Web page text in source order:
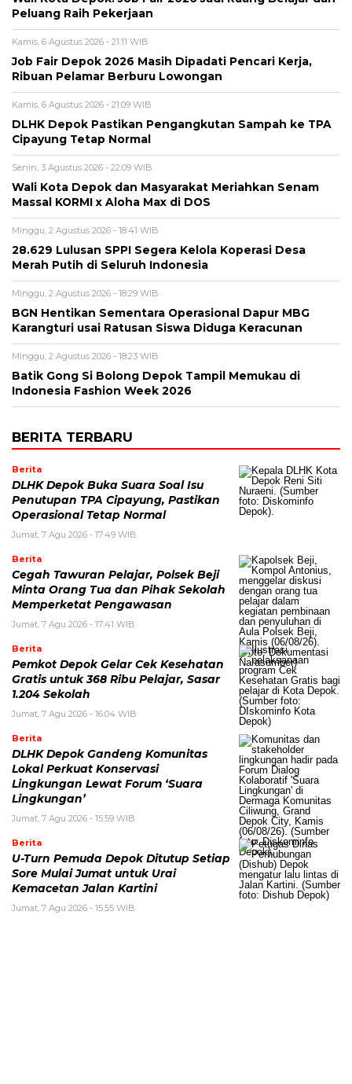
Peluang Raih Pekerjaan
Kamis, 6 Agustus 2026 - 21:11 WIB
Job Fair Depok 2026 Masih Dipadati Pencari Kerja,
Ribuan Pelamar Berburu Lowongan
Kamis, 6 Agustus 2026 - 21:09 WIB
DLHK Depok Pastikan Pengangkutan Sampah ke TPA
Cipayung Tetap Normal
Senin, 3 Agustus 2026 - 22:09 WIB
Wali Kota Depok dan Masyarakat Meriahkan Senam
Massal KORMI x Aloha Max di DOS
Minggu, 2 Agustus 2026 - 18:41 WIB
28.629 Lulusan SPPI Segera Kelola Koperasi Desa
Merah Putih di Seluruh Indonesia
Minggu, 2 Agustus 2026 - 18:29 WIB
BGN Hentikan Sementara Operasional Dapur MBG
Karangturi usai Ratusan Siswa Diduga Keracunan
Minggu, 2 Agustus 2026 - 18:23 WIB
Batik Gong Si Bolong Depok Tampil Memukau di
Indonesia Fashion Week 2026
BERITA TERBARU
Berita
DLHK Depok Buka Suara Soal Isu
Penutupan TPA Cipayung, Pastikan
Operasional Tetap Normal
Jumat, 7 Agu 2026 - 17:49 WIB
Berita
Cegah Tawuran Pelajar, Polsek Beji
Minta Orang Tua dan Pihak Sekolah
Memperketat Pengawasan
Jumat, 7 Agu 2026 - 17:41 WIB
Berita
Pemkot Depok Gelar Cek Kesehatan
Gratis untuk 368 Ribu Pelajar, Sasar
1.204 Sekolah
Jumat, 7 Agu 2026 - 16:04 WIB
Berita
DLHK Depok Gandeng Komunitas
Lokal Perkuat Konservasi
Lingkungan Lewat Forum ‘Suara
Lingkungan’
Jumat, 7 Agu 2026 - 15:59 WIB
Berita
U-Turn Pemuda Depok Ditutup Setiap
Sore Mulai Jumat untuk Urai
Kemacetan Jalan Kartini
Jumat, 7 Agu 2026 - 15:55 WIB